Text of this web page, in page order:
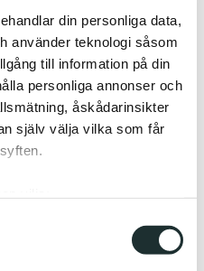
din personliga data,
använder teknologi såsom
till information på din
personliga annonser och
åskådarinsikter
själv välja vilka som får
på upp till flera meter